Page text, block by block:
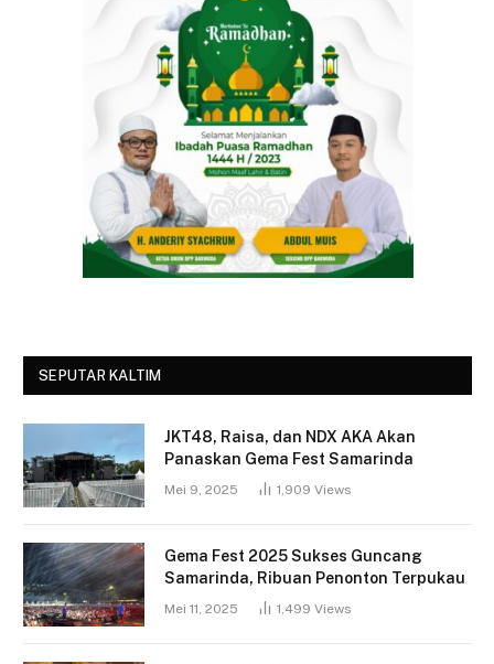
SEPUTAR KALTIM
JKT48, Raisa, dan NDX AKA Akan
Panaskan Gema Fest Samarinda
Mei 9, 2025 1,909 Views
Gema Fest 2025 Sukses Guncang
Samarinda, Ribuan Penonton Terpukau
Mei 11, 2025 1,499 Views